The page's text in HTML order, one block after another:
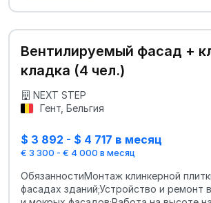
Вентилируемый фасад +
кладка (4 чел.)
NEXT STEP
Гент, Бельгия
$ 3 892 - $ 4 717 в месяц
€ 3 300 - € 4 000 в месяц
ОбязанностиМонтаж клинкерной
фасадах зданий;Устройство и ремонт